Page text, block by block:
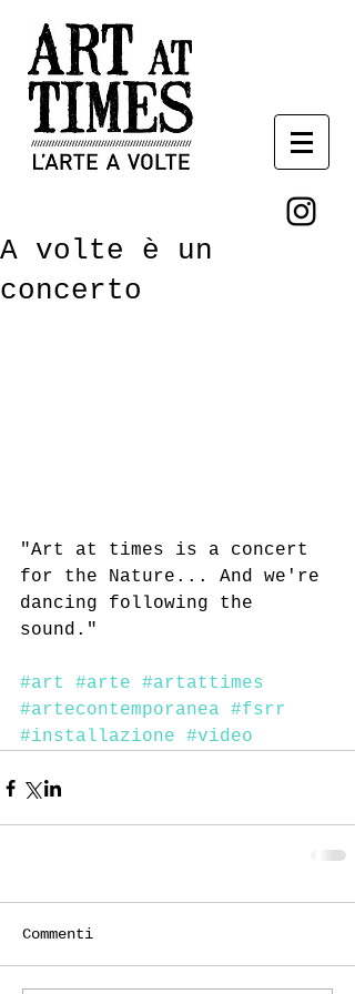
A volte è un
concerto
"Art at times is a concert
for the Nature... And we're
dancing following the
sound."
#art #arte
#artattimes
#artecontemporanea
#fsrr
#installazione
#video
Commenti